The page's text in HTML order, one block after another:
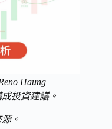
Haung
投資建議。
。